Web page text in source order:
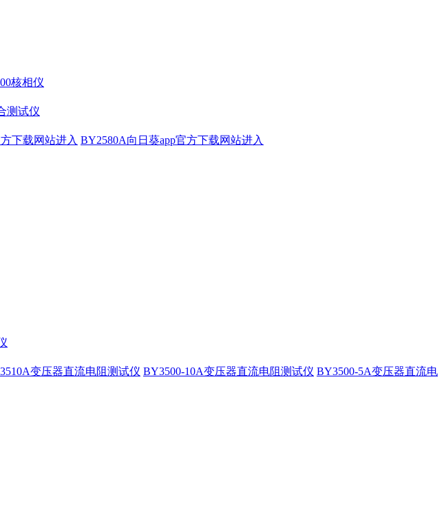
核相仪
测试仪
下载网站进入 BY2580A向日葵app官方下载网站进入
变压器直流电阻测试仪 BY3500-10A变压器直流电阻测试仪 BY3500-5A变压器直流电